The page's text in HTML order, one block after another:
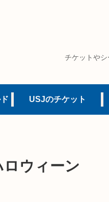
チケットや
USJのチケット
ロウィーン